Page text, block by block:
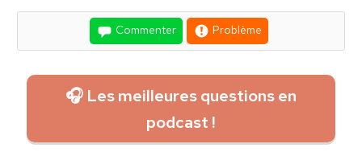
Commenter Problème
🎧 Les meilleures questions en
podcast !